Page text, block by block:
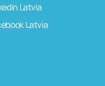
Latvia
Latvia